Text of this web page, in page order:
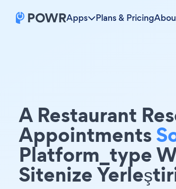
Apps Plans & Pricing
A Restaurant
Appointments
Platform_type
Sitenize